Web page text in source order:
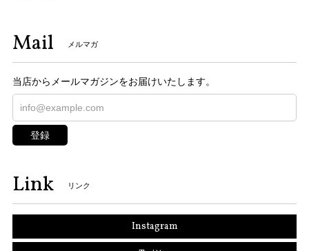
Mail メルマガ
当店からメールマガジンをお届けいたします。
登録
Link リンク
Instagram